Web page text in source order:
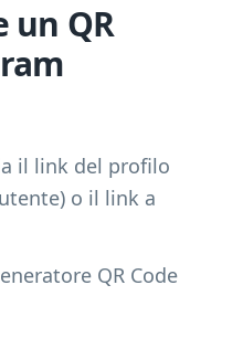
un QR
il link del profilo
o il link a
QR Code